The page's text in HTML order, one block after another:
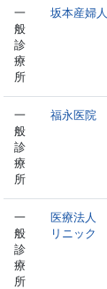
一
般
診
療
所
坂本産婦
一
般
診
療
所
福永医院
一
般
診
療
所
医療法人
リニック